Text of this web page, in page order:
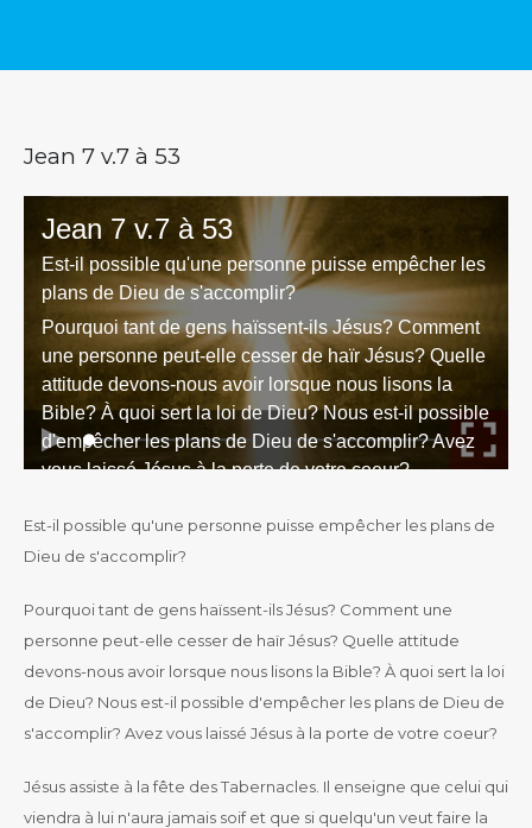
Jean 7 v.7 à 53
Est-il possible qu'une personne puisse empêcher les plans de
Dieu de s'accomplir?
Pourquoi tant de gens haïssent-ils Jésus? Comment une
personne peut-elle cesser de haïr Jésus? Quelle attitude
devons-nous avoir lorsque nous lisons la Bible? À quoi sert la loi
de Dieu? Nous est-il possible d'empêcher les plans de Dieu de
s'accomplir? Avez vous laissé Jésus à la porte de votre coeur?
Jésus assiste à la fête des Tabernacles. Il enseigne que celui qui
viendra à lui n'aura jamais soif et que si quelqu'un veut faire la